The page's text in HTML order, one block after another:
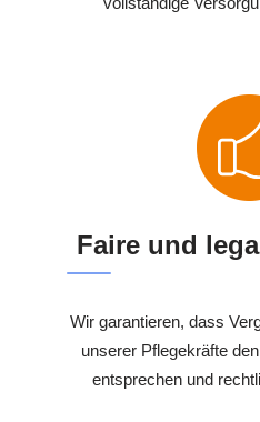
Faire und
Wir garantieren, dass
unserer Pflegekräfte
entsprechen und